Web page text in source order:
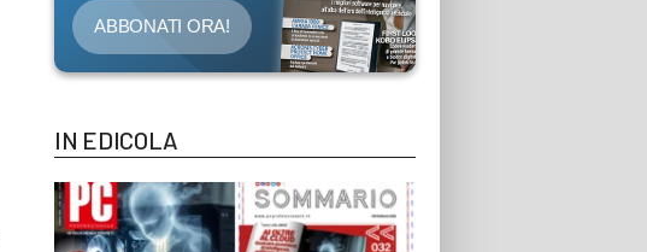
ABBONATI ORA!
IN EDICOLA